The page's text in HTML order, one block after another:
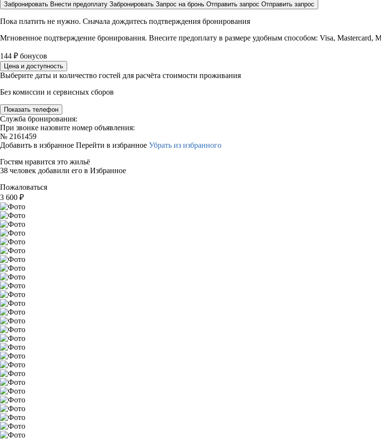
Забронировать Внести предоплату Забронировать Запрос на бронь Отправить запрос Отправить запрос
Пока платить не нужно. Сначала дождитесь подтверждения бронирования
Мгновенное подтверждение бронирования. Внесите предоплату в размере удобным способом: Visa, Mastercard,
144 ₽ бонусов
Цена и доступность
Выберите даты и количество гостей для расчёта стоимости проживания
Без комиссии и сервисных сборов
Показать телефон
Служба бронирования:
При звонке назовите номер объявления:
№ 2161459
Добавить в избранное Перейти в избранное Убрать из избранного
Гостям нравится это жильё
38 человек добавили его в Избранное
Пожаловаться
3 600 ₽